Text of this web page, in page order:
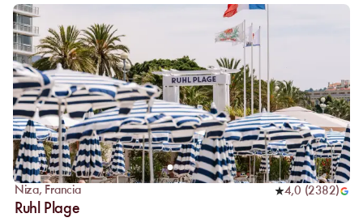
Niza, Francia 4,0 (2382)
Ruhl Plage